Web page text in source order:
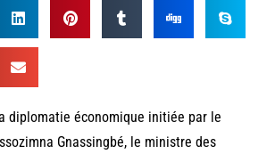
diplomatie économique initiée par le
Gnassingbé, le ministre des